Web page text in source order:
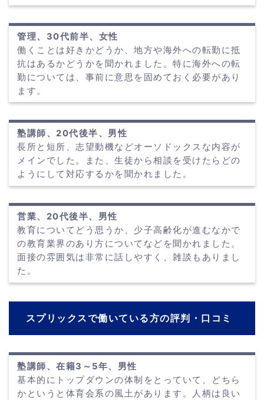
管理、30代前半、女性
働くことは好きかどうか、地方や海外への転勤に抵
抗はあるかどうかを聞かれました。特に海外への転
勤については、事前に意思を固めておく必要があり
ます。
塾講師、20代後半、男性
長所と短所、志望動機などオーソドックスな内容が
メインでした。また、生徒から相談を受けたらどの
ようにして対応するかを聞かれました。
営業、20代後半、男性
教育についてどう思うか、少子高齢化が進むなかで
の教育業界のあり方についてなどを聞かれました。
面接の雰囲気は非常に話しやすく、雑談もありまし
た。
スプリックスで働いている方の評判・口コミ
塾講師、在籍3～5年、男性
基本的にトップダウンの体制をとっていて、どちら
かというと体育会系の風土があります。人柄は良い